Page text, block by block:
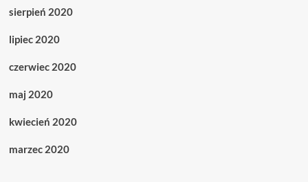
sierpień 2020
lipiec 2020
czerwiec 2020
maj 2020
kwiecień 2020
marzec 2020